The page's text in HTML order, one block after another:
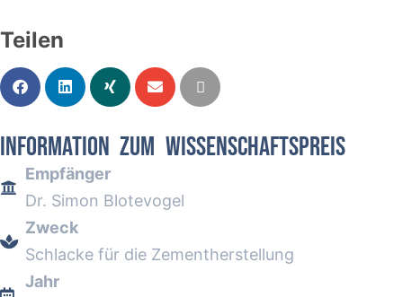
Teilen
INFORMATION ZUM WISSENSCHAFTSPREIS
Empfänger
Dr. Simon Blotevogel
Zweck
Schlacke für die Zementherstellung
Jahr